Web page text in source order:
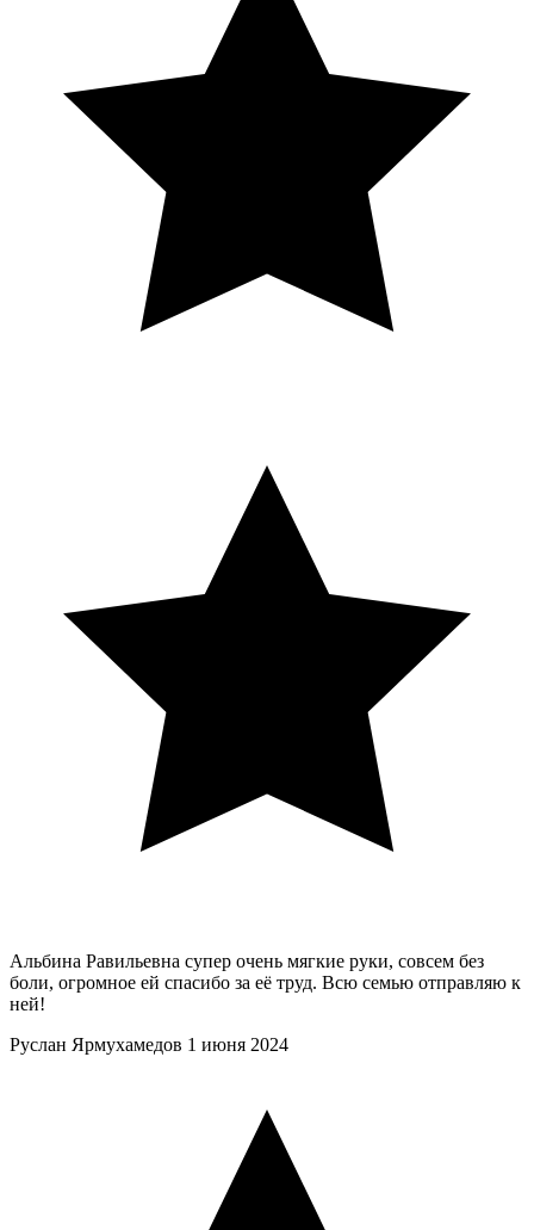
Альбина Равильевна супер очень мягкие руки, совсем без
боли, огромное ей спасибо за её труд. Всю семью отправляю к
ней!
Руслан Ярмухамедов 1 июня 2024